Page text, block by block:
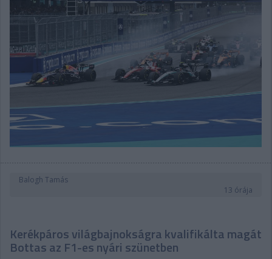
Balogh Tamás
13 órája
Kerékpáros világbajnokságra kvalifikálta magát
Bottas az F1-es nyári szünetben